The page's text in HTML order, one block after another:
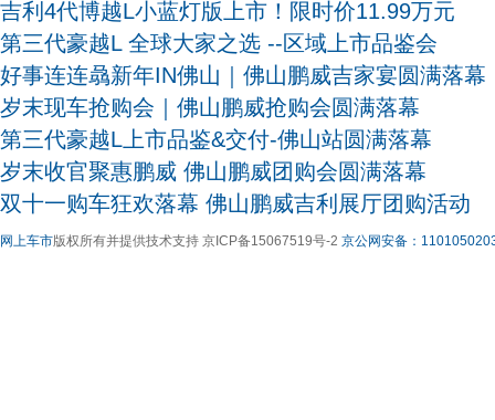
吉利4代博越L小蓝灯版上市！限时价11.99万元
第三代豪越L 全球大家之选 --区域上市品鉴会
好事连连骉新年IN佛山｜佛山鹏威吉家宴圆满落幕
岁末现车抢购会｜佛山鹏威抢购会圆满落幕
第三代豪越L上市品鉴&交付-佛山站圆满落幕
岁末收官聚惠鹏威 佛山鹏威团购会圆满落幕
双十一购车狂欢落幕 佛山鹏威吉利展厅团购活动
网上车市版权所有并提供技术支持 京ICP备15067519号-2 京公网安备：